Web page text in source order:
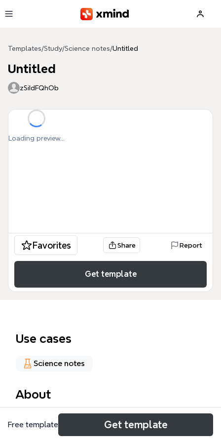
Templates/Study/Science notes/Untitled
Untitled
zSiIdFQhOb
Loading preview...
Favorites Share Report
Get template
Use cases
Science notes
About
Este recurso educativo de 71 nodos ofrece un
análisis exhaustivo sobre las Alergias y el sistema
Free template Get template